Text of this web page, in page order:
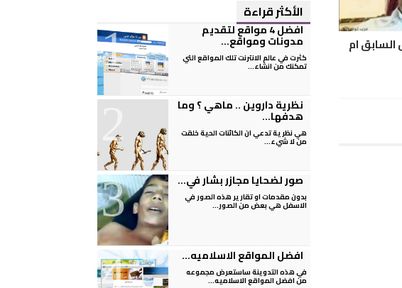
السابق ام
الأكثر قراءة
افضل 4 مواقع لتقديم
مدونات ومواقع...
كثرت في عالم الانترنت تلك المواقع التي
تمكنك من انشاء...
نظرية داروين .. ماهي ؟ وما
هدفها...
هي نظرية تدعي ان الكائنات الحية خلقت
من لا شيء...
صور لضحايا مجازر بشار في...
بدون مقدمات او تقارير هذه الصور في
الاسفل هي بعض من الصور...
افضل المواقع الاسلاميه...
في هذه التدوينة ساستعرض مجموعه
من افضل المواقع الاسلاميه...